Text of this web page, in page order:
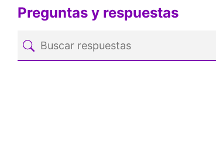
Preguntas y respuestas